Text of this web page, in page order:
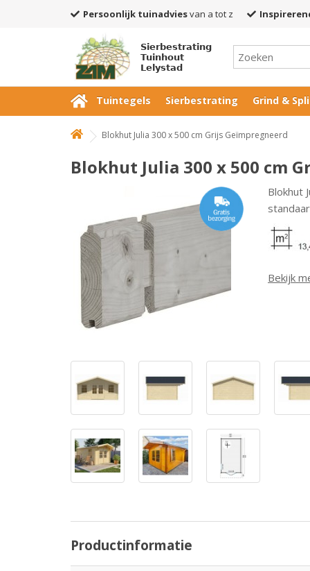
Persoonlijk tuinadviesvan a tot z
Sierbestrating
Tuinhout
Lelystad
Tuintegels Sierbestrating Grind &
Blokhut Julia 300 x 500 cm Grijs Geïmpregneerd
Blokhut Julia 300 x 500 cm
Blokhut
Bekijk
Productinformatie